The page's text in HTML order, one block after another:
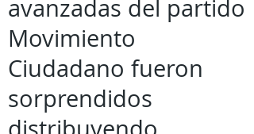
avanzadas del partido
Movimiento
Ciudadano fueron
sorprendidos